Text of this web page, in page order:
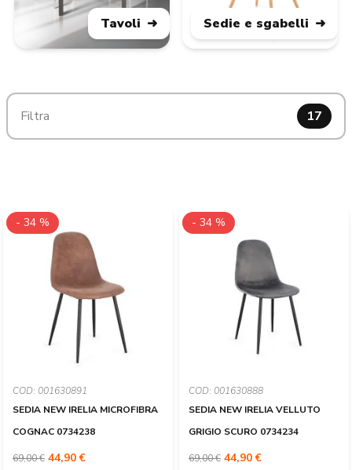
Tavoli Sedie e sgabelli
Filtra 17
COD: 001630891
SEDIA NEW IRELIA MICROFIBRA
COGNAC 0734238
- 34 %
69,00 € 44,90 €
COD: 001630888
SEDIA NEW IRELIA VELLUTO
GRIGIO SCURO 0734234
- 34 %
69,00 € 44,90 €